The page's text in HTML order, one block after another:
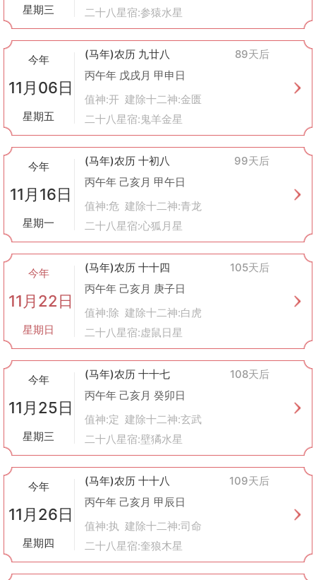
星期三
二十八星宿:参猿水星
今年
11月06日
星期五
(马年)农历 九廿八
89天后
丙午年 戊戌月 甲申日
值神:开 建除十二神:金匮
二十八星宿:鬼羊金星
今年
11月16日
星期一
(马年)农历 十初八
99天后
丙午年 己亥月 甲午日
值神:危 建除十二神:青龙
二十八星宿:心狐月星
今年
11月22日
星期日
(马年)农历 十十四
105天后
丙午年 己亥月 庚子日
值神:除 建除十二神:白虎
二十八星宿:虚鼠日星
今年
11月25日
星期三
(马年)农历 十十七
108天后
丙午年 己亥月 癸卯日
值神:定 建除十二神:玄武
二十八星宿:壁獝水星
今年
11月26日
星期四
(马年)农历 十十八
109天后
丙午年 己亥月 甲辰日
值神:执 建除十二神:司命
二十八星宿:奎狼木星